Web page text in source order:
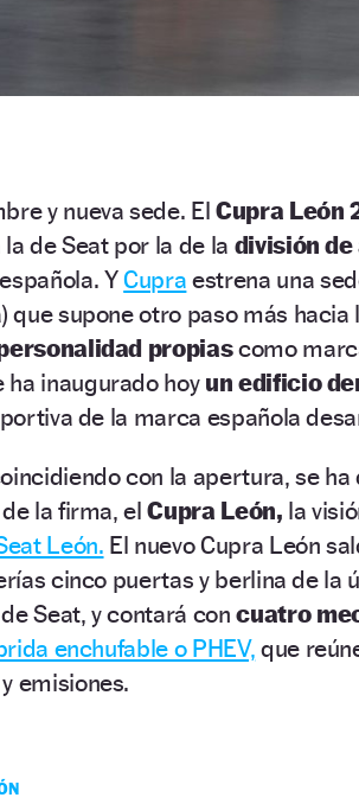
y nueva sede. El Cupra León
de Seat por la de la división de
YCupra estrena una
que supone otro paso más
propiascomo
ha inaugurado hoy un edificio
de la marca española
con la apertura, se ha
la firma, elCupra León, la
León. El nuevo Cupra León
cinco puertas y berlina de la
Seat, y contará concuatro
enchufable o PHEV, que
emisiones.